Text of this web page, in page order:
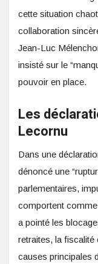
cette situation
collaboration
Jean-Luc
insisté sur le
pouvoir en place.
Les
Lecornu
Dans une
dénoncé une
parlementaires,
comportent comme
a pointé les
retraites, la fiscalité
causes principales